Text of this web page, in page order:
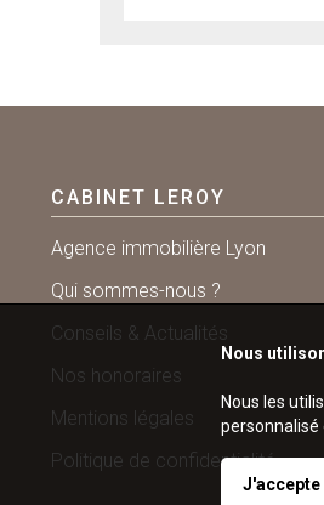
CABINET LEROY
Agence immobilière Lyon
Qui sommes-nous ?
Conseils & Actualités
Nos honoraires
Mentions légales
Politique de confidentialité
Nous
Nous les
personnalisé
J'accepte